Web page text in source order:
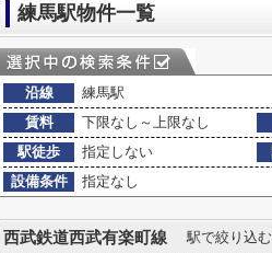
練馬駅物件一覧
沿線
練馬駅
賃料
下限なし～上限なし
駅徒歩
指定しない
設備条件
指定なし
西武鉄道西武有楽町線 駅で絞り込む